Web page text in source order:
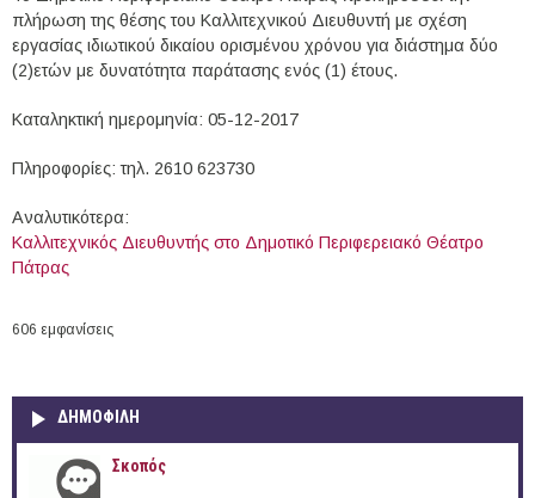
πλήρωση της θέσης του Καλλιτεχνικού Διευθυντή με σχέση
εργασίας ιδιωτικού δικαίου ορισμένου χρόνου για διάστημα δύο
(2)ετών με δυνατότητα παράτασης ενός (1) έτους.
Καταληκτική ημερομηνία: 05-12-2017
Πληροφορίες: τηλ. 2610 623730
Αναλυτικότερα:
Καλλιτεχνικός Διευθυντής στο Δημοτικό Περιφερειακό Θέατρο
Πάτρας
606 εμφανίσεις
ΔΗΜΟΦΙΛΗ
Σκοπός